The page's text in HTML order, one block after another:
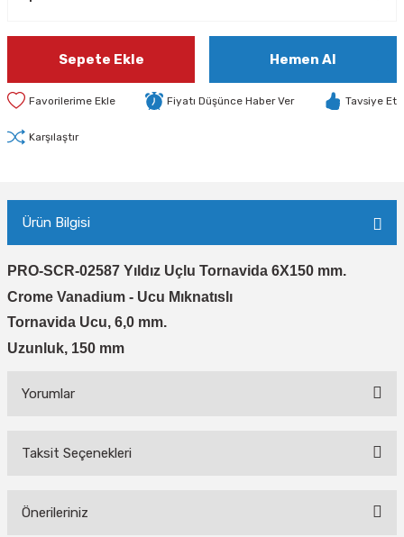
Sepete Ekle Hemen Al
Fiyatı Düşünce Haber Ver Tavsiye Et
Karşılaştır
Ürün Bilgisi
PRO-SCR-02587 Yıldız Uçlu Tornavida 6X150 mm.
Crome Vanadium - Ucu Mıknatıslı
Tornavida Ucu, 6,0 mm.
Uzunluk, 150 mm
Yorumlar
Taksit Seçenekleri
Önerileriniz